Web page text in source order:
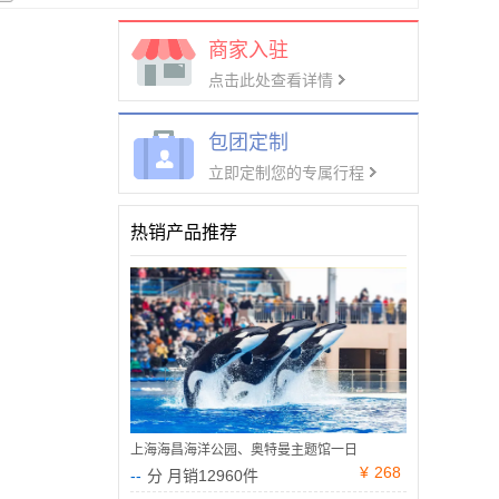
商家入驻
点击此处查看详情
包团定制
立即定制您的专属行程
热销产品推荐
上海海昌海洋公园、奥特曼主题馆一日
-- 分 月销12960件 ¥ 268